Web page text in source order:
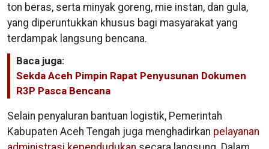
ton beras, serta minyak goreng, mie instan, dan gula,
yang diperuntukkan khusus bagi masyarakat yang
terdampak langsung bencana.
Baca juga:
Sekda Aceh Pimpin Rapat Penyusunan Dokumen
R3P Pasca Bencana
Selain penyaluran bantuan logistik, Pemerintah
Kabupaten Aceh Tengah juga menghadirkan pelayanan